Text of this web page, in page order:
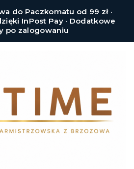
do Paczkomatu od 99 zł ·
InPost Pay · Dodatkowe
po zalogowaniu